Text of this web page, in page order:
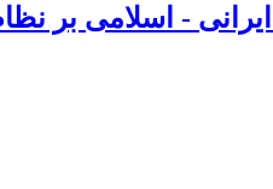
- اسلامی بر